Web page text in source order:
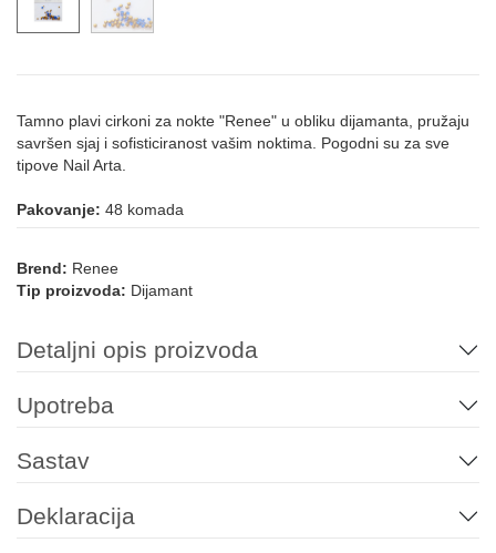
Tamno plavi cirkoni za nokte "Renee" u obliku dijamanta, pružaju
savršen sjaj i sofisticiranost vašim noktima. Pogodni su za sve
tipove Nail Arta.
Pakovanje: 48 komada
Brend: Renee
Tip proizvoda: Dijamant
Detaljni opis proizvoda
Upotreba
Sastav
Deklaracija